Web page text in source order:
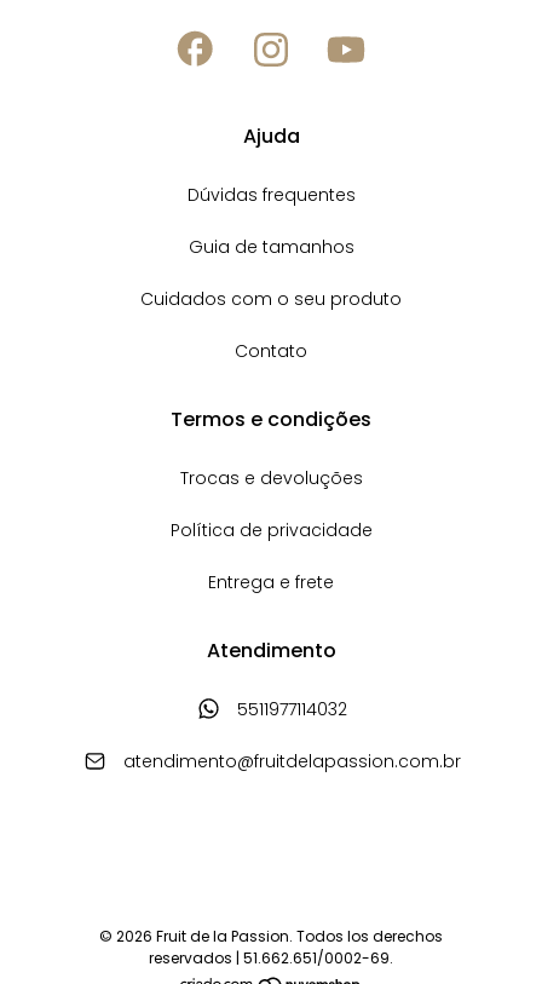
Ajuda
Dúvidas frequentes
Guia de tamanhos
Cuidados com o seu produto
Contato
Termos e condições
Trocas e devoluções
Política de privacidade
Entrega e frete
Atendimento
5511977114032
atendimento@fruitdelapassion.com.br
© 2026 Fruit de la Passion. Todos los derechos
reservados | 51.662.651/0002-69.